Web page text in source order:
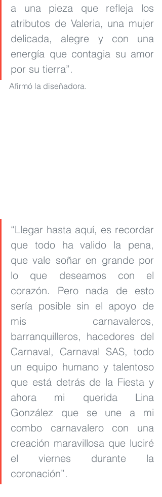
a una pieza que refleja los
atributos de Valeria, una mujer
delicada, alegre y con una
energía que contagia su amor
por su tierra”.
Afirmó la diseñadora.
“Llegar hasta aquí, es recordar
que todo ha valido la pena,
que vale soñar en grande por
lo que deseamos con el
corazón. Pero nada de esto
sería posible sin el apoyo de
mis carnavaleros,
barranquilleros, hacedores del
Carnaval, Carnaval SAS, todo
un equipo humano y talentoso
que está detrás de la Fiesta y
ahora mi querida Lina
González que se une a mi
combo carnavalero con una
creación maravillosa que luciré
el viernes durante la
coronación”.